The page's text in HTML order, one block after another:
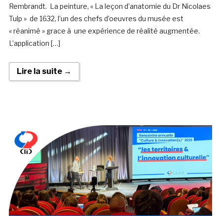
Rembrandt. La peinture, « La leçon d’anatomie du Dr Nicolaes
Tulp » de 1632, l’un des chefs d’oeuvres du musée est
« réanimé » grace à une expérience de réalité augmentée.
L’application […]
Lire la suite →